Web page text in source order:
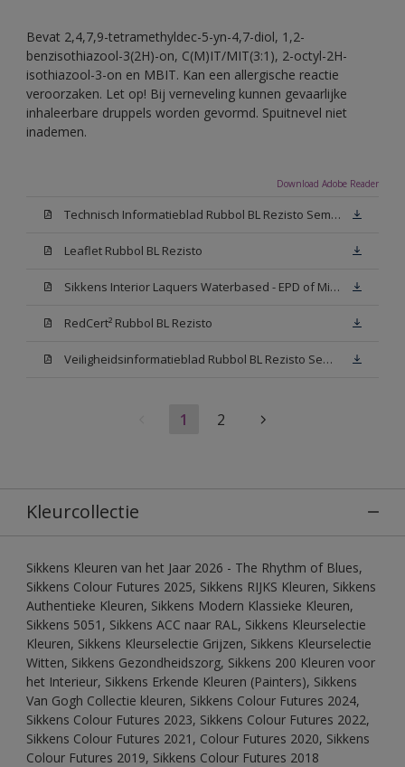
Bevat 2,4,7,9-tetramethyldec-5-yn-4,7-diol, 1,2-
benzisothiazool-3(2H)-on, C(M)IT/MIT(3:1), 2-octyl-2H-
isothiazool-3-on en MBIT. Kan een allergische reactie
veroorzaken. Let op! Bij verneveling kunnen gevaarlijke
inhaleerbare druppels worden gevormd. Spuitnevel niet
inademen.
Download Adobe Reader
Technisch Informatieblad Rubbol BL Rezisto Semi-Gloss (New Livery) (PDF)
Leaflet Rubbol BL Rezisto
Sikkens Interior Laquers Waterbased - EPD of Milieuproductverklaring
RedCert² Rubbol BL Rezisto
Veiligheidsinformatieblad Rubbol BL Rezisto Semi-Gloss N00 (MSDS)
1 2
Kleurcollectie
Sikkens Kleuren van het Jaar 2026 - The Rhythm of Blues,
Sikkens Colour Futures 2025, Sikkens RIJKS Kleuren, Sikkens
Authentieke Kleuren, Sikkens Modern Klassieke Kleuren,
Sikkens 5051, Sikkens ACC naar RAL, Sikkens Kleurselectie
Kleuren, Sikkens Kleurselectie Grijzen, Sikkens Kleurselectie
Witten, Sikkens Gezondheidszorg, Sikkens 200 Kleuren voor
het Interieur, Sikkens Erkende Kleuren (Painters), Sikkens
Van Gogh Collectie kleuren, Sikkens Colour Futures 2024,
Sikkens Colour Futures 2023, Sikkens Colour Futures 2022,
Sikkens Colour Futures 2021, Colour Futures 2020, Sikkens
Colour Futures 2019, Sikkens Colour Futures 2018